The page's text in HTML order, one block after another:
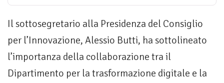
Il sottosegretario alla Presidenza del Consiglio
per l’Innovazione, Alessio Butti, ha sottolineato
l’importanza della collaborazione tra il
Dipartimento per la trasformazione digitale e la